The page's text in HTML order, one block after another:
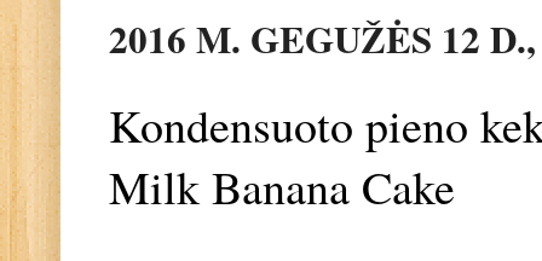
2016 M. GEGUŽĖS 12
Kondensuoto pieno
Milk Banana Cake